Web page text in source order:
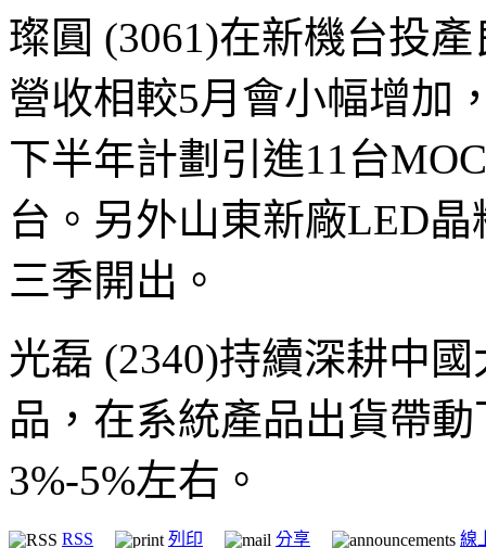
璨圓 (3061)在新機台投
營收相較5月會小幅增加
下半年計劃引進11台
台。另外山東新廠LED
三季開出。
光磊 (2340)持續深耕中
品，在系統產品出貨帶
3%-5%左右。
RSS 列印 分享 線